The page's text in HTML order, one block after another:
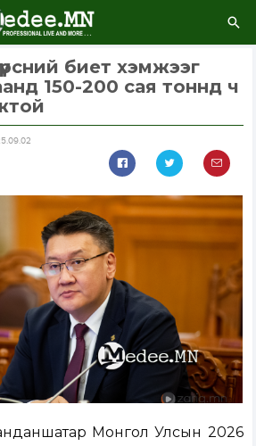
биет хэмжээг
150-200 сая тоннд ч
Монгол Улсын 2026